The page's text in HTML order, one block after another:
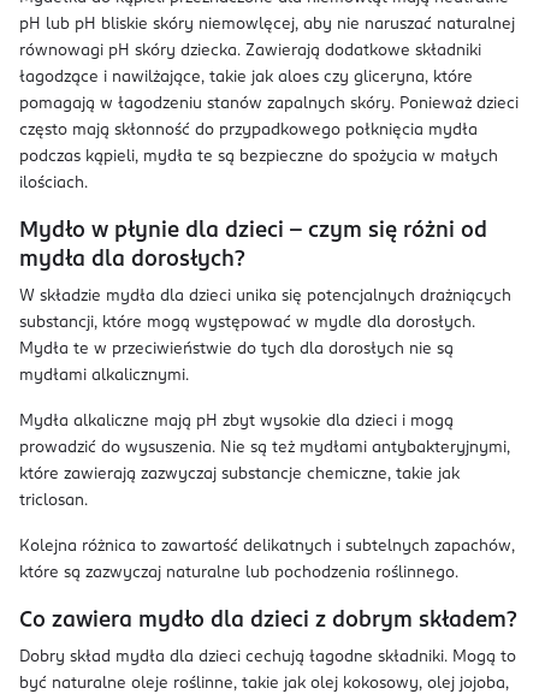
pH lub pH bliskie skóry niemowlęcej, aby nie naruszać naturalnej
równowagi pH skóry dziecka. Zawierają dodatkowe składniki
łagodzące i nawilżające, takie jak aloes czy gliceryna, które
pomagają w łagodzeniu stanów zapalnych skóry. Ponieważ dzieci
często mają skłonność do przypadkowego połknięcia mydła
podczas kąpieli, mydła te są bezpieczne do spożycia w małych
ilościach.
Mydło w płynie dla dzieci – czym się różni od
mydła dla dorosłych?
W składzie mydła dla dzieci unika się potencjalnych drażniących
substancji, które mogą występować w mydle dla dorosłych.
Mydła te w przeciwieństwie do tych dla dorosłych nie są
mydłami alkalicznymi.
Mydła alkaliczne mają pH zbyt wysokie dla dzieci i mogą
prowadzić do wysuszenia. Nie są też mydłami antybakteryjnymi,
które zawierają zazwyczaj substancje chemiczne, takie jak
triclosan.
Kolejna różnica to zawartość delikatnych i subtelnych zapachów,
które są zazwyczaj naturalne lub pochodzenia roślinnego.
Co zawiera mydło dla dzieci z dobrym składem?
Dobry skład mydła dla dzieci cechują łagodne składniki. Mogą to
być naturalne oleje roślinne, takie jak olej kokosowy, olej jojoba,